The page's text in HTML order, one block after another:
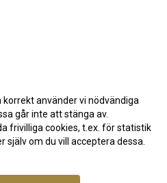
använder vi nödvändiga
går inte att stänga av.
frivilliga cookies, t.ex. för statistik
själv om du vill acceptera dessa.